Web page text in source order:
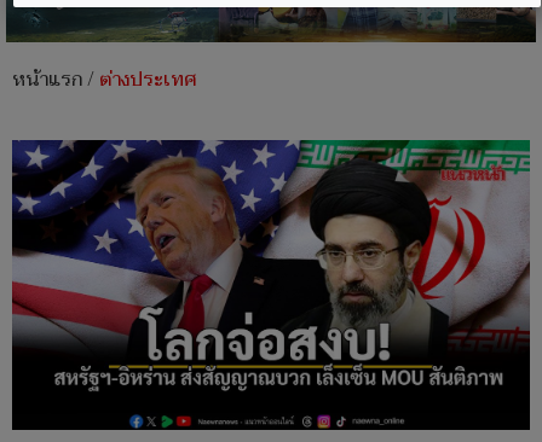
หน้าแรก/ต่างประเทศ